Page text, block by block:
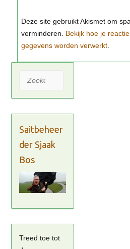
Bekijk hoe je reactie
gegevens worden verwerkt
Zoeken
Saitbeheer
der Sjaak
Bos
Treed toe tot